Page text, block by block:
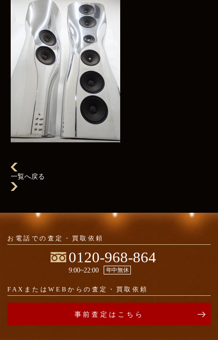
一覧へ戻る
お電話での 査定・買取依頼
0120-968-864
年中無休
9:00~22:00
FAXまたはWEBからの 査定・買取依頼
事前査定はこちら